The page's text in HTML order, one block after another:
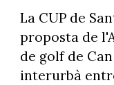
La CUP de
proposta de
de golf de
interurbà